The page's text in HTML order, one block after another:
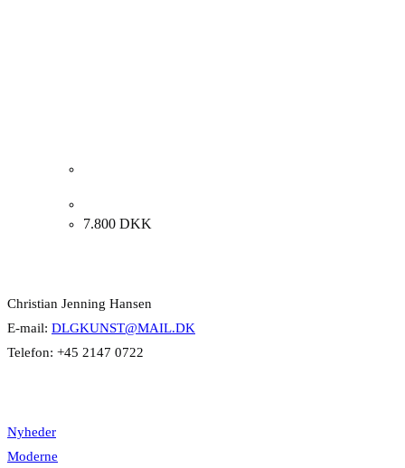
7.800 DKK
Christian Jenning Hansen
E-mail: DLGKUNST@MAIL.DK
Telefon: +45 2147 0722
Nyheder
Moderne